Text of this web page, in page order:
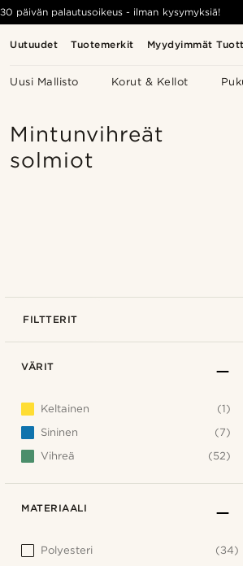
Uutuudet Tuotemerkit Myydyimmät
Uusi Mallisto Korut & Kellot
30 päivän palautusoikeus - ilman kysymyksiä!
Mintunvihreät
solmiot
FILTTERIT
VÄRIT
Keltainen
(1)
Sininen
(7)
Vihreä
(52)
MATERIAALI
Polyesteri
(34)